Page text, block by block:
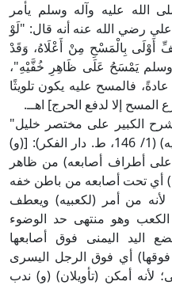
عليه وآله وسلم يأمر
رضي الله عنه أنه قال: "لَوْ
أَوْلَى بِالْمَسْحِ مِنْ أَعْلَاهُ، وَقَدْ
يَمْسَحُ عَلَى ظَاهِرِ خُفَّيْهِ"،
فالمسح عليه يكون تلويثًا
المسح إلا لدفع الحرج] اهــ.
الكبير على مختصر خليل"
(المطبوع مع حاشية الدسوقي عليه) (1/ 146، ط. دار الفكر): [(و)
أطراف أصابعه) من ظاهر
أي تحت أصابعه من باطن خفه
من أمر (لكعبيه) ويعطف
وهو منتهى حد الوضوء
اليد اليمنى فوق أصابعها
فوقها) أي فوق الرجل اليسرى
لأنه أمكن (تأويلان) (و) ندب